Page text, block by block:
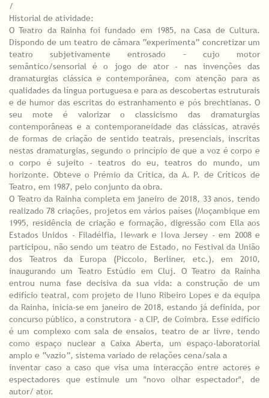
/
Historial de atividade:
O Teatro da Rainha foi fundado em 1985, na Casa de Cultura.
Dispondo de um teatro de câmara “experimenta” concretizar um
teatro subjetivamente entrosado – cujo motor
semântico/sensorial é o jogo de ator - nas invenções das
dramaturgias clássica e contemporânea, com atenção para as
qualidades da língua portuguesa e para as descobertas estruturais
e de humor das escritas do estranhamento e pós brechtianas. O
seu mote é valorizar o classicismo das dramaturgias
contemporâneas e a contemporaneidade das clássicas, através
de formas de criação de sentido teatrais, presenciais, inscritas
nestas dramaturgias, segundo o princípio de que a voz é corpo e
o corpo é sujeito - teatros do eu, teatros do mundo, um
horizonte. Obteve o Prémio da Crítica, da A. P. de Críticos de
Teatro, em 1987, pelo conjunto da obra.
O Teatro da Rainha completa em janeiro de 2018, 33 anos, tendo
realizado 78 criações, projetos em vários países (Moçambique em
1995, residência de criação e formação, digressão com Ella aos
Estados Unidos - Filadélfia, Newark e Nova Jersey - em 2008 e
participou, não sendo um teatro de Estado, no Festival da União
dos Teatros da Europa (Piccolo, Berliner, etc.), em 2010,
inaugurando um Teatro Estúdio em Cluj. O Teatro da Rainha
entrou numa fase decisiva da sua vida: a construção de um
edifício teatral, com projeto de Nuno Ribeiro Lopes e da equipa
da Rainha, inicia-se em janeiro de 2018, estando já definida, por
concurso público, a construtora - a CIP, de Coimbra. Esse edifício
é um complexo com sala de ensaios, teatro de ar livre, tendo
como espaço nuclear a Caixa Aberta, um espaço-laboratorial
amplo e “vazio”, sistema variado de relações cena/sala a
inventar caso a caso que visa uma interacção entre actores e
espectadores que estimule um "novo olhar espectador", de
autor/ ator.